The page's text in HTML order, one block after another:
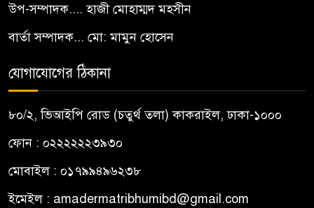
উপ-সম্পাদক.... হাজী মোহাম্মদ মহসীন
বার্তা সম্পাদক... মো: মামুন হোসেন
যোগাযোগের ঠিকানা
৮০/২, ভিআইপি রোড (চতুর্থ তলা) কাকরাইল, ঢাকা-১০০০
ফোন : ০২২২২২২৩৯৩০
মোবাইল : ০১৭৯৯৪৯৬২৩৮
ইমেইল : amadermatribhumibd@gmail.com